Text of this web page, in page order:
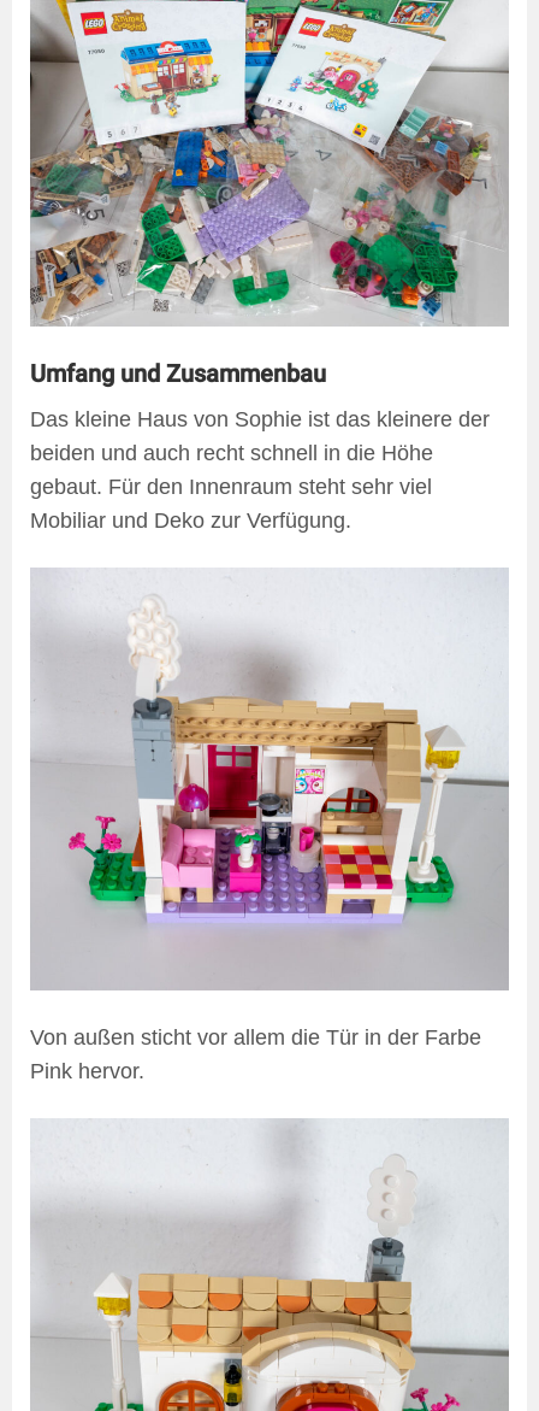
Umfang und Zusammenbau
Das kleine Haus von Sophie ist das kleinere der
beiden und auch recht schnell in die Höhe
gebaut. Für den Innenraum steht sehr viel
Mobiliar und Deko zur Verfügung.
Von außen sticht vor allem die Tür in der Farbe
Pink hervor.